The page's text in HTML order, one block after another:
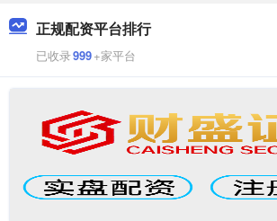
正规配资平台排行
已收录999+家平台